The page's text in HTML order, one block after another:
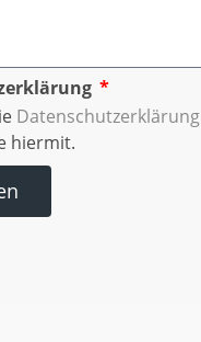
Datenschutzerklärung
hiermit.